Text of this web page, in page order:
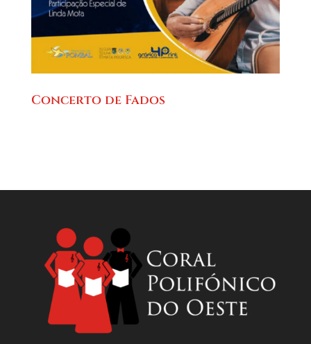
Concerto de Fados